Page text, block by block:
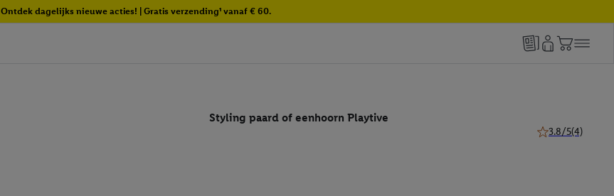
Ontdek dagelijks nieuwe acties! | Gratis verzending¹ vanaf € 60.
Styling paard of eenhoorn Playtive
3.8/5(4)